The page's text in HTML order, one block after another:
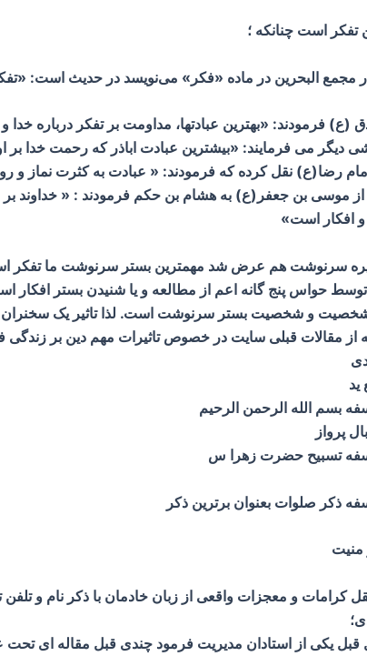
تفکر است چنانکه ؛
از موسی بن جعفر(ع) به هشام بن حکم فرمودند : «
افکار است»
سرنوشت هم عرض شد مهمترین بستر سرنوشت ما تفکر
حواس پنج گانه اعم از مطالعه و یا شنیدن بستر افکار
و شخصیت بستر سرنوشت است. لذا تاثیر یک سخنران که
از مقالات قبلی سایت در خصوص تاثیرات مهم دین بر
۱۷ سال قبل یکی از استادان مدیریت فرمود چندی قبل مقاله